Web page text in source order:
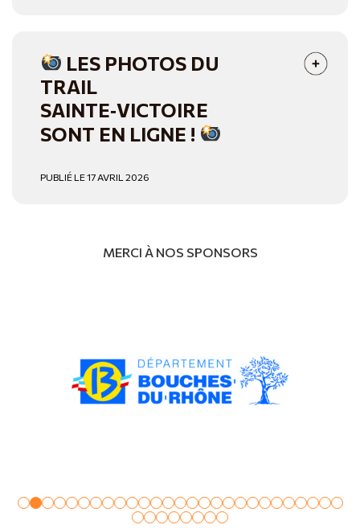
LES PHOTOS DU
TRAIL
SAINTE‑VICTOIRE
SONT EN LIGNE !
PUBLIÉ LE 17 AVRIL 2026
MERCI À NOS SPONSORS